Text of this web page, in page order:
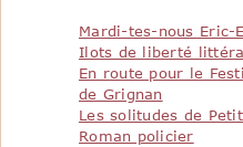
Mardi-tes-nous Eric-
Ilots de liberté
En route pour le
de Grignan
Les solitudes de
Roman policier